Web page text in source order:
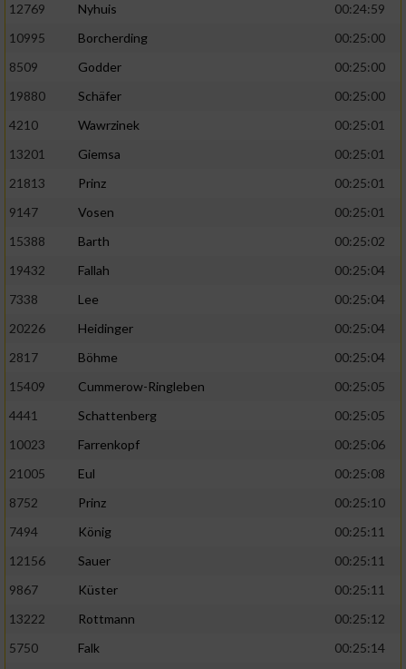
12769
Nyhuis
00:24:59
10995
Borcherding
00:25:00
8509
Godder
00:25:00
19880
Schäfer
00:25:00
4210
Wawrzinek
00:25:01
13201
Giemsa
00:25:01
21813
Prinz
00:25:01
9147
Vosen
00:25:01
15388
Barth
00:25:02
19432
Fallah
00:25:04
7338
Lee
00:25:04
20226
Heidinger
00:25:04
2817
Böhme
00:25:04
15409
Cummerow-Ringleben
00:25:05
4441
Schattenberg
00:25:05
10023
Farrenkopf
00:25:06
21005
Eul
00:25:08
8752
Prinz
00:25:10
7494
König
00:25:11
12156
Sauer
00:25:11
9867
Küster
00:25:11
13222
Rottmann
00:25:12
5750
Falk
00:25:14